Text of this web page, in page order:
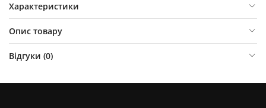
Характеристики
Опис товару
Відгуки (0)